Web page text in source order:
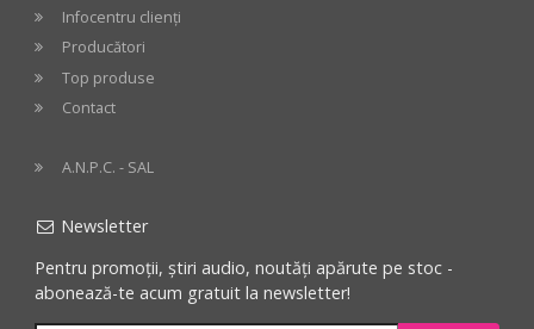
Infocentru clienți
Producători
Top produse
Contact
A.N.P.C. - SAL
Newsletter
Pentru promoții, știri audio, noutăți apărute pe stoc -
abonează-te acum gratuit la newsletter!